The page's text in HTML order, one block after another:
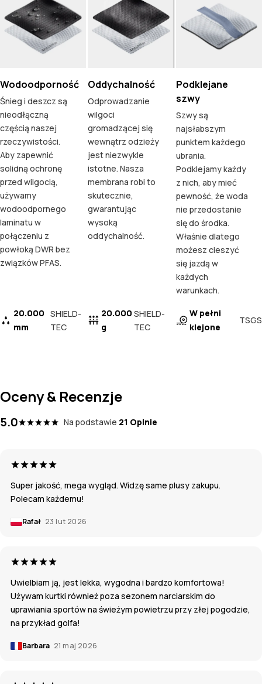
Wodoodporność
Śnieg i deszcz są
nieodłączną
częścią naszej
rzeczywistości.
Aby zapewnić
solidną ochronę
przed wilgocią,
używamy
wodoodpornego
laminatu w
połączeniu z
powłoką DWR bez
związków PFAS.
20.000
mm
SHIELD-
TEC
Oddychalność
Odprowadzanie
wilgoci
gromadzącej się
wewnątrz odzieży
jest niezwykle
istotne. Nasza
membrana robi to
skutecznie,
gwarantując
wysoką
oddychalność.
20.000
g
SHIELD-
TEC
Podklejane
szwy
Szwy są
najsłabszym
punktem każdego
ubrania.
Podklejamy każdy
z nich, aby mieć
pewność, że woda
nie przedostanie
się do środka.
Właśnie dlatego
możesz cieszyć
się jazdą w
każdych
warunkach.
W pełni
klejone
TSGS
Oceny & Recenzje
5.0 Na podstawie 21 Opinie
Super jakość, mega wygląd. Widzę same plusy zakupu.
Polecam każdemu!
Rafał 23 lut 2026
Uwielbiam ją, jest lekka, wygodna i bardzo komfortowa!
Używam kurtki również poza sezonem narciarskim do
uprawiania sportów na świeżym powietrzu przy złej pogodzie,
na przykład golfa!
Barbara 21 maj 2026